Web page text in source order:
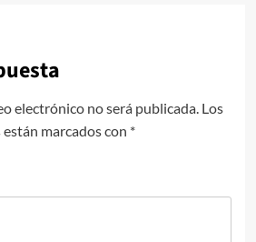
electrónico no será publicada. Los
marcados con *